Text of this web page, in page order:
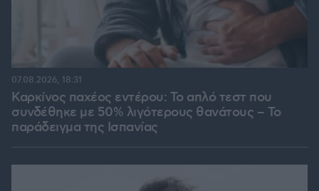
Καρκίνος παχέος εντέρου: Το απλό τεστ που
συνδέθηκε με 50% λιγότερους θανάτους – Το
παράδειγμα της Ισπανίας
07.08.2026, 18:31